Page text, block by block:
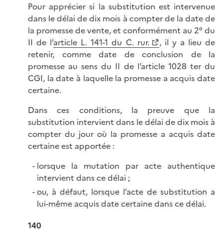
Pour apprécier si la substitution est intervenue
dans le délai de dix mois à compter de la date de
la promesse de vente, et conformément au 2° du
II de l’article L. 141-1 du C. rur.
, il y a lieu de
retenir, comme date de conclusion de la
promesse au sens du II de l’article 1028 ter du
CGI, la date à laquelle la promesse a acquis date
certaine.
Dans ces conditions, la preuve que la
substitution intervient dans le délai de dix mois à
compter du jour où la promesse a acquis date
certaine est apportée :
lorsque la mutation par acte authentique
intervient dans ce délai ;
ou, à défaut, lorsque l’acte de substitution a
lui-même acquis date certaine dans ce délai.
140